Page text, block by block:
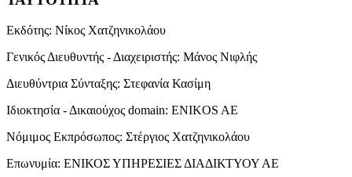
Εκδότης: Νίκος Χατζηνικολάου
Γενικός Διευθυντής - Διαχειριστής: Μάνος Νιφλής
Διευθύντρια Σύνταξης: Στεφανία Κασίμη
Ιδιοκτησία - Δικαιούχος domain: ENIKOS AE
Νόμιμος Εκπρόσωπος: Στέργιος Χατζηνικολάου
Επωνυμία: ΕΝΙΚΟΣ ΥΠΗΡΕΣΙΕΣ ΔΙΑΔΙΚΤΥΟΥ ΑΕ